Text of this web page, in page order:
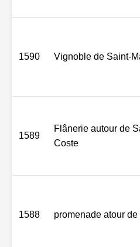
1590 Vignoble de Saint-
1589
Flânerie autour de
Coste
1588 promenade atour